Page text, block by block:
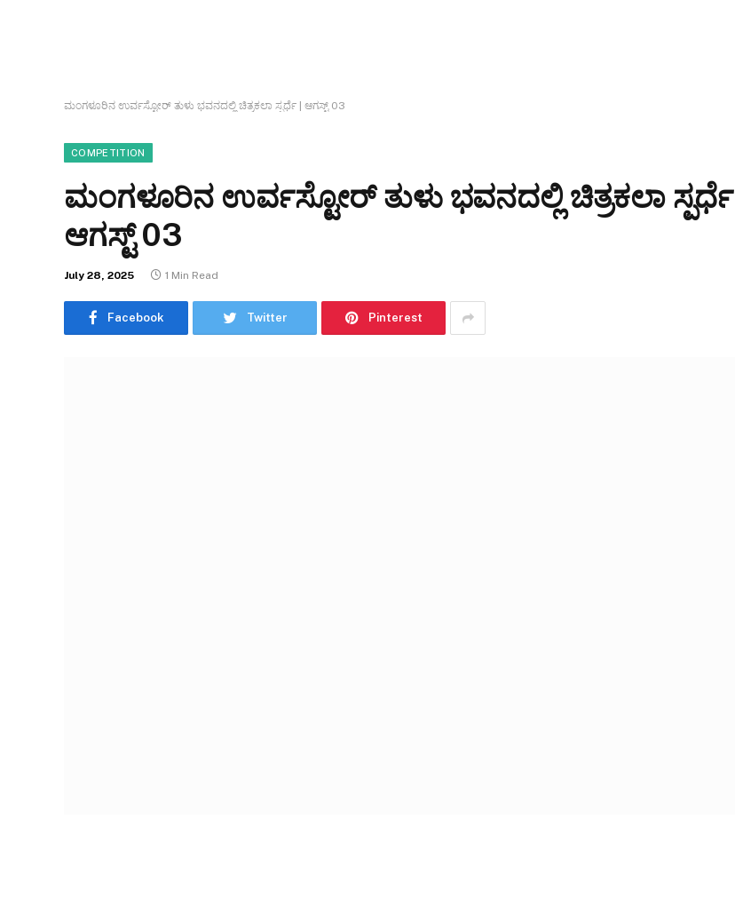
ಮಂಗಳೂರಿನ ಉರ್ವಸ್ಟೋರ್ ತುಳು ಭವನದಲ್ಲಿ ಚಿತ್ರಕಲಾ ಸ್ಪರ್ಧೆ | ಆಗಸ್ಟ್ 03
COMPETITION
ಮಂಗಳೂರಿನ ಉರ್ವಸ್ಟೋರ್ ತುಳು ಭವನದಲ್ಲಿ ಚಿತ್ರಕಲಾ ಸ್ಪರ್ಧೆ |
ಆಗಸ್ಟ್ 03
July 28, 2025 1 Min Read
Facebook Twitter Pinterest